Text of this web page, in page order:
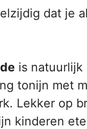
dat je
is natuurlijk
tonijn met
Lekker op
kinderen